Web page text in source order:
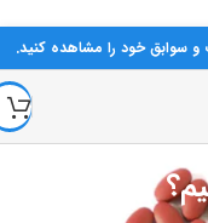
خود را مشاهده کنید.